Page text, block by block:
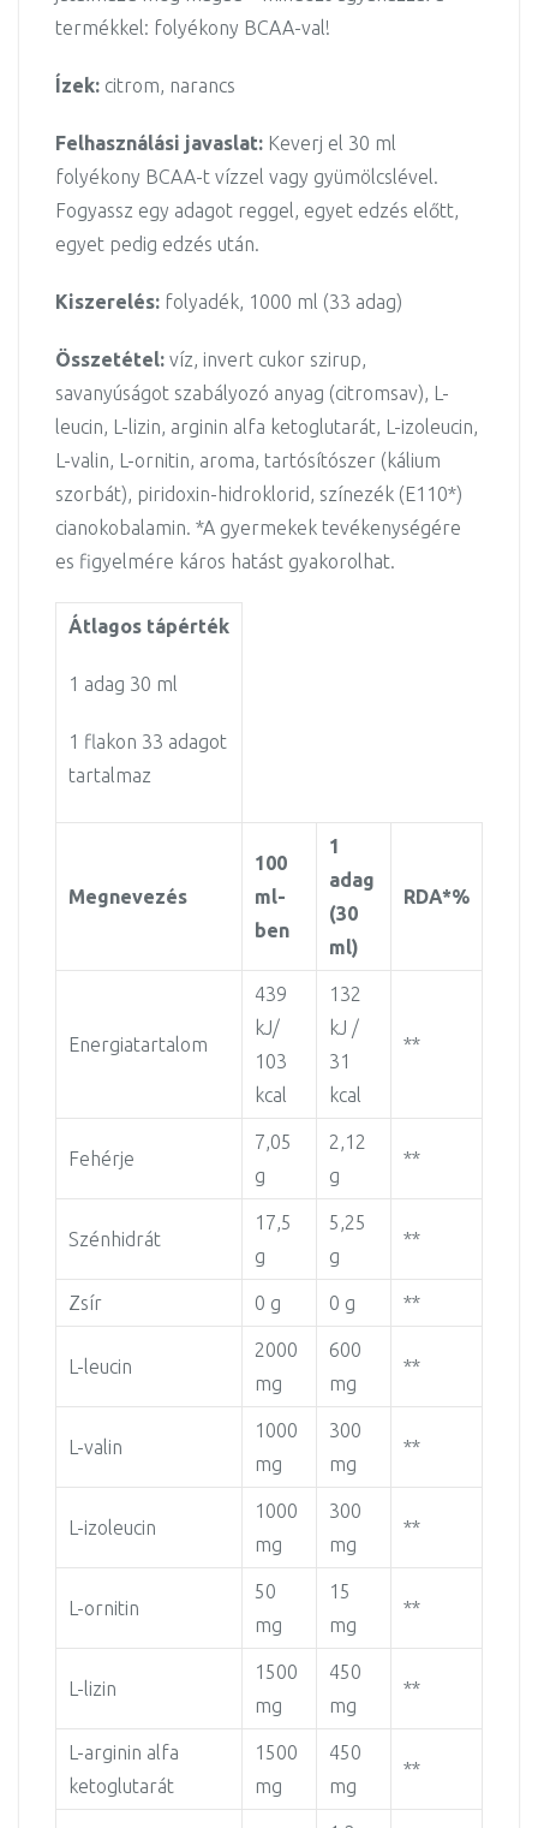
termékkel: folyékony BCAA-val!
Ízek: citrom, narancs
Felhasználási javaslat: Keverj el 30 ml
folyékony BCAA-t vízzel vagy gyümölcslével.
Fogyassz egy adagot reggel, egyet edzés előtt,
egyet pedig edzés után.
Kiszerelés: folyadék, 1000 ml (33 adag)
Összetétel: víz, invert cukor szirup,
savanyúságot szabályozó anyag (citromsav), L-
leucin, L-lizin, arginin alfa ketoglutarát, L-izoleucin,
L-valin, L-ornitin, aroma, tartósítószer (kálium
szorbát), piridoxin-hidroklorid, színezék (E110*)
cianokobalamin. *A gyermekek tevékenységére
es figyelmére káros hatást gyakorolhat.
Átlagos tápérték
1 adag 30 ml
1 flakon 33 adagot
tartalmaz
Megnevezés
100
ml-
ben
1
adag
(30
ml)
RDA*%
Energiatartalom
439
kJ/
103
kcal
132
kJ /
31
kcal
**
Fehérje
7,05
g
2,12
g
**
Szénhidrát
17,5
g
5,25
g
**
Zsír 0 g 0 g **
L-leucin
2000
mg
600
mg
**
L-valin
1000
mg
300
mg
**
L-izoleucin
1000
mg
300
mg
**
L-ornitin
50
mg
15
mg
**
L-lizin
1500
mg
450
mg
**
L-arginin alfa
ketoglutarát
1500
mg
450
mg
**